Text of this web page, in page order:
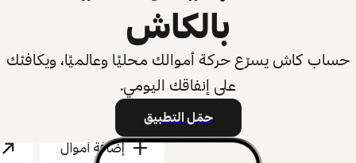
بالكاش
حساب كاش يسرّع حركة أموالك محليًا وعالميًا، ويكافئك
على إنفاقك اليومي.
حمّل التطبيق